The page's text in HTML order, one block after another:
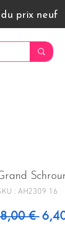
prix neuf
: AH2309 16
€ Prix